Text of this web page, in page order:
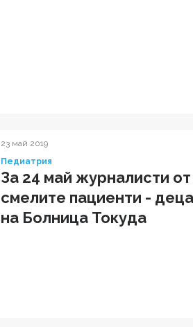
23 май 2019
Педиатрия
За 24 май журналисти
смелите пациенти -
на Болница Токуда